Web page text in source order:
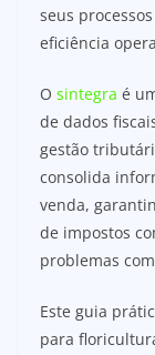
seus
eficiência
O sintegra é
de dados
gestão
consolida
venda,
de impostos
problemas
Este guia
para